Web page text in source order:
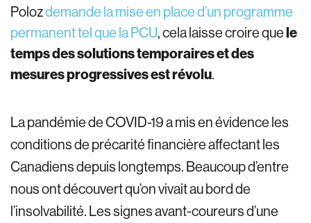
Polozdemande la mise en place d’un programme
permanent tel que la PCU, cela laisse croire quele
temps des solutions temporaires et des
mesures progressives est révolu.
La pandémie de COVID-19 a mis en évidence les
conditions de précarité financière affectant les
Canadiens depuis longtemps. Beaucoup d’entre
nous ont découvert qu’on vivait au bord de
l’insolvabilité. Les signes avant-coureurs d’une